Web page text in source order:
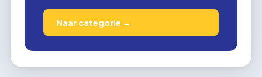
Naar categorie →